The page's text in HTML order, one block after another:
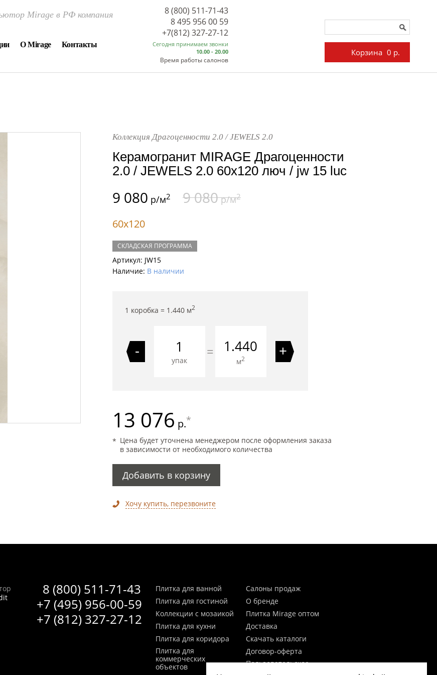
Mirage в РФ компания
О Mirage Контакты
8 (800) 511-71-43
8 495 956 00 59
Сегодня принимаем звонки
10.00 - 20.00
Время работы салонов
+7(812) 327-27-12
Корзина 0 р.
Коллекция Драгоценности 2.0 / JEWELS 2.0
Керамогранит MIRAGE Драгоценности
2.0 / JEWELS 2.0 60x120 люч / jw 15 luc
9 080 р/м2 9 080р/м2
60x120
СКЛАДСКАЯ ПРОГРАММА
Артикул: JW15
Наличие: В наличии
1 коробка = 1.440м2
-
упак
= 1.440
м2 +
13 076 р.*
Цена будет уточнена менеджером после оформления заказа
в зависимости от необходимого количества
Добавить в корзину
Хочу купить, перезвоните
8 (800) 511-71-43
+7 (495) 956-00-59
+7 (812) 327-27-12
Плитка для ванной
Плитка для гостиной
Коллекции с мозаикой
Плитка для кухни
Плитка для коридора
Плитка для
коммерческих
объектов
Салоны продаж
О бренде
Плитка Mirage оптом
Доставка
Скачать каталоги
Договор-оферта
Пользовательское